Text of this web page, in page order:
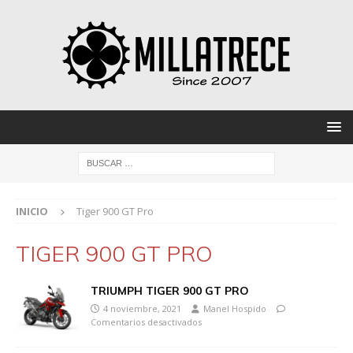
INICIO Tiger 900 GT Pro
TIGER 900 GT PRO
TRIUMPH TIGER 900 GT PRO
4 noviembre, 2021
Manel Hospido
Comentarios desactivados